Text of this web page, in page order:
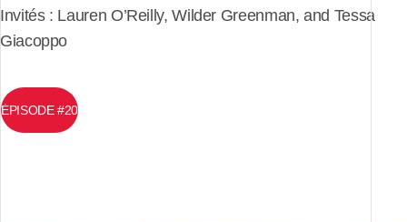
Invités : Lauren O’Reilly, Wilder Greenman, and Tessa
Giacoppo
ÉPISODE #20